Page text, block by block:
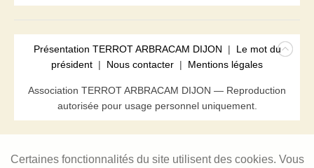
Présentation TERROT ARBRACAM DIJON | Le mot du
président | Nous contacter | Mentions légales
Association TERROT ARBRACAM DIJON — Reproduction
autorisée pour usage personnel uniquement.
Certaines fonctionnalités du site utilisent des cookies. Vous